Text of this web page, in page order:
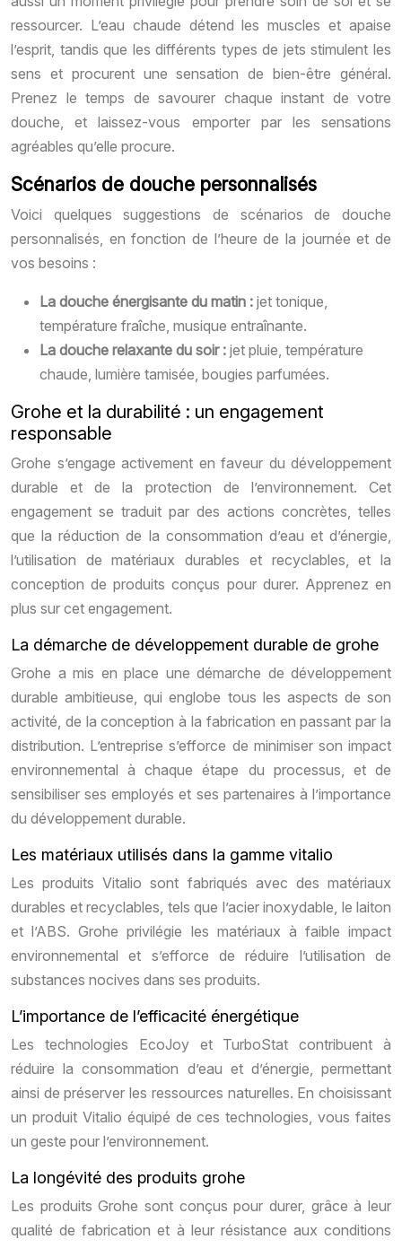
ressourcer. L’eau chaude détend les muscles et apaise
l’esprit, tandis que les différents types de jets stimulent les
sens et procurent une sensation de bien-être général.
Prenez le temps de savourer chaque instant de votre
douche, et laissez-vous emporter par les sensations
agréables qu’elle procure.
Scénarios de douche personnalisés
Voici quelques suggestions de scénarios de douche
personnalisés, en fonction de l’heure de la journée et de
vos besoins :
La douche énergisante du matin : jet tonique,
température fraîche, musique entraînante.
La douche relaxante du soir : jet pluie, température
chaude, lumière tamisée, bougies parfumées.
Grohe et la durabilité : un engagement
responsable
Grohe s’engage activement en faveur du développement
durable et de la protection de l’environnement. Cet
engagement se traduit par des actions concrètes, telles
que la réduction de la consommation d’eau et d’énergie,
l’utilisation de matériaux durables et recyclables, et la
conception de produits conçus pour durer. Apprenez en
plus sur cet engagement.
La démarche de développement durable de grohe
Grohe a mis en place une démarche de développement
durable ambitieuse, qui englobe tous les aspects de son
activité, de la conception à la fabrication en passant par la
distribution. L’entreprise s’efforce de minimiser son impact
environnemental à chaque étape du processus, et de
sensibiliser ses employés et ses partenaires à l’importance
du développement durable.
Les matériaux utilisés dans la gamme vitalio
Les produits Vitalio sont fabriqués avec des matériaux
durables et recyclables, tels que l’acier inoxydable, le laiton
et l’ABS. Grohe privilégie les matériaux à faible impact
environnemental et s’efforce de réduire l’utilisation de
substances nocives dans ses produits.
L’importance de l’efficacité énergétique
Les technologies EcoJoy et TurboStat contribuent à
réduire la consommation d’eau et d’énergie, permettant
ainsi de préserver les ressources naturelles. En choisissant
un produit Vitalio équipé de ces technologies, vous faites
un geste pour l’environnement.
La longévité des produits grohe
Les produits Grohe sont conçus pour durer, grâce à leur
qualité de fabrication et à leur résistance aux conditions